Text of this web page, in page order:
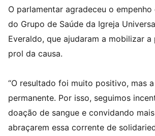
O parlamentar agradeceu o
do Grupo de Saúde da Igreja
Everaldo, que ajudaram a mobilizar a
prol da causa.
“O resultado foi muito positivo, mas
permanente. Por isso, seguimos
doação de sangue e convidando
abraçarem essa corrente de